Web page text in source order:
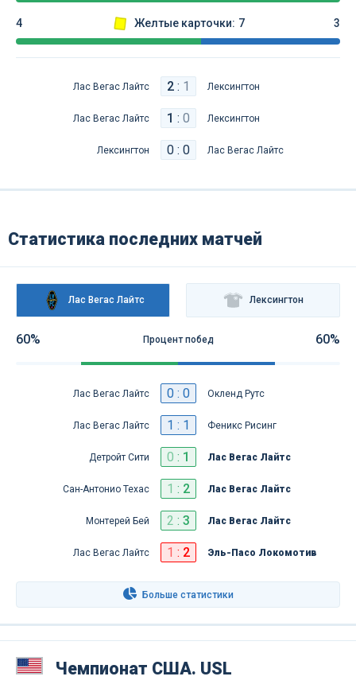
4 Желтые карточки: 7 3
Лас Вегас Лайтс 2: 1 Лексингтон
Лас Вегас Лайтс 1 : 0 Лексингтон
Лексингтон 0 : 0 Лас Вегас Лайтс
Статистика последних матчей
Лас Вегас Лайтс Лексингтон
60% Процент побед 60%
Лас Вегас Лайтс 0 : 0 Окленд Рутс
Лас Вегас Лайтс 1 : 1 Феникс Рисинг
Детройт Сити 0 : 1 Лас Вегас Лайтс
Сан-Антонио Техас 1 : 2 Лас Вегас Лайтс
Монтерей Бей 2 : 3 Лас Вегас Лайтс
Лас Вегас Лайтс 1 : 2 Эль-Пасо Локомотив
Больше статистики
Чемпионат США. USL